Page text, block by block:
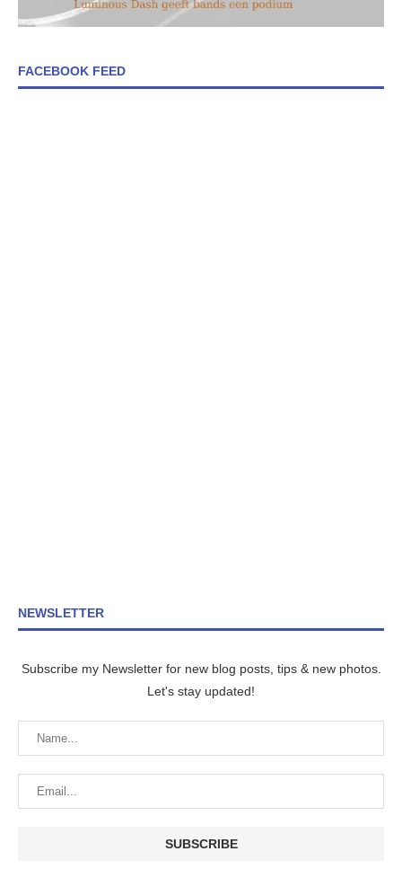
FACEBOOK FEED
NEWSLETTER
Subscribe my Newsletter for new blog posts, tips & new photos.
Let's stay updated!